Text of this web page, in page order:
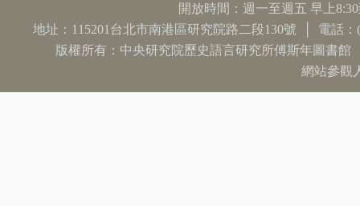
開放時間：週一至週五 早上
地址：115201台北市南港區研究院路二段130號 │ 電話：
版權所有：中央研究院歷史語言研究所傅斯年圖書
網站參觀